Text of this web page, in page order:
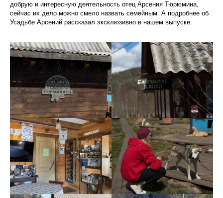
добрую и интересную деятельность отец Арсения Тюрюмина,
сейчас их дело можно смело назвать семейным. А подробнее об
Усадьбе Арсений рассказал эксклюзивно в нашем выпуске.